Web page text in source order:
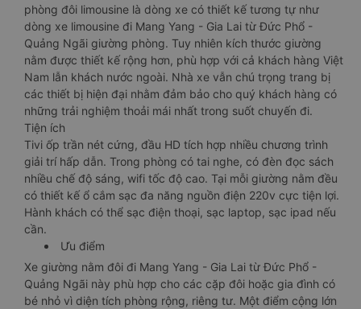
phòng đôi limousine là dòng xe có thiết kế tương tự như
dòng xe limousine đi Mang Yang - Gia Lai từ Đức Phổ -
Quảng Ngãi giường phòng. Tuy nhiên kích thước giường
nằm được thiết kế rộng hơn, phù hợp với cả khách hàng Việt
Nam lẫn khách nước ngoài. Nhà xe vẫn chú trọng trang bị
các thiết bị hiện đại nhằm đảm bảo cho quý khách hàng có
những trải nghiệm thoải mái nhất trong suốt chuyến đi.
Tiện ích
Tivi ốp trần nét cứng, đầu HD tích hợp nhiều chương trình
giải trí hấp dẫn. Trong phòng có tai nghe, có đèn đọc sách
nhiều chế độ sáng, wifi tốc độ cao. Tại mỗi giường nằm đều
có thiết kế ổ cắm sạc đa năng nguồn điện 220v cực tiện lợi.
Hành khách có thể sạc điện thoại, sạc laptop, sạc ipad nếu
cần.
Ưu điểm
Xe giường nằm đôi đi Mang Yang - Gia Lai từ Đức Phổ -
Quảng Ngãi này phù hợp cho các cặp đôi hoặc gia đình có
bé nhỏ vì diện tích phòng rộng, riêng tư. Một điểm cộng lớn